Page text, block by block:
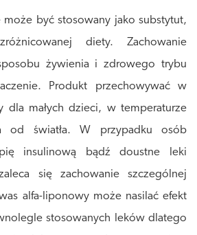
być stosowany jako substytut,
diety. Zachowanie
żywienia i zdrowego trybu
Produkt przechowywać w
dla małych dzieci, w temperaturze
od światła. W przypadku osób
insulinową bądź doustne leki
się zachowanie szczególnej
alfa-liponowy może nasilać efekt
stosowanych lekówdlatego